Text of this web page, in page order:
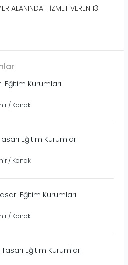
ALANINDA HİZMET VEREN 13
Eğitim Kurumları
/ Konak
Eğitim Kurumları
/ Konak
Eğitim Kurumları
/ Konak
Tasarı Eğitim Kurumları